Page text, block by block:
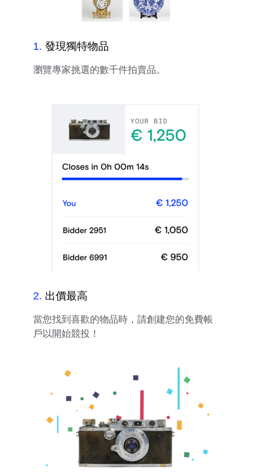
1. 發現獨特物品
瀏覽專家挑選的數千件拍賣品。
2. 出價最高
當您找到喜歡的物品時，請創建您的免費帳
戶以開始競投！